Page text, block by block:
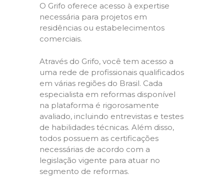
O Grifo oferece acesso à expertise
necessária para projetos em
residências ou estabelecimentos
comerciais.
Através do Grifo, você tem acesso a
uma rede de profissionais qualificados
em várias regiões do Brasil. Cada
especialista em reformas disponível
na plataforma é rigorosamente
avaliado, incluindo entrevistas e testes
de habilidades técnicas. Além disso,
todos possuem as certificações
necessárias de acordo com a
legislação vigente para atuar no
segmento de reformas.